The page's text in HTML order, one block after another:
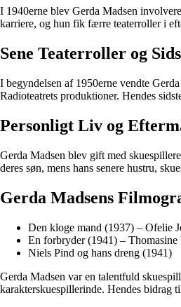
I 1940erne blev Gerda Madsen
karriere, og hun fik færre teaterroller i
Sene Teaterroller og
I begyndelsen af 1950erne vendte
Radioteatrets produktioner. Hendes
Personligt Liv og
Gerda Madsen blev gift med
deres søn, mens hans senere hustru,
Gerda Madsens
Den kloge mand (1937) – Ofelie
En forbryder (1941) –
Niels Pind og hans dreng (1941)
Gerda Madsen var en talentfuld
karakterskuespillerinde. Hendes bidrag